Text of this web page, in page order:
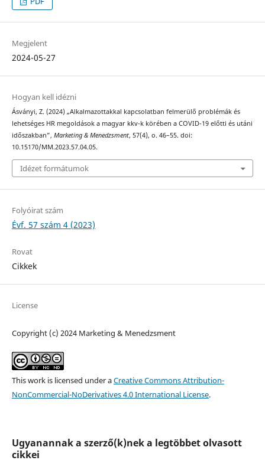
Megjelent
2024-05-27
Hogyan kell idézni
Ásványi, Z. (2024) „Alkalmazottakkal kapcsolatban felmerülő problémák és
lehetséges HR megoldások a magyar kkv-k körében a COVID-19 előtti és utáni
időszakban”, Marketing & Menedzsment, 57(4), o. 46–55. doi:
10.15170/MM.2023.57.04.05.
Idézet formátumok
Folyóirat szám
Évf. 57 szám 4 (2023)
Rovat
Cikkek
License
Copyright (c) 2024 Marketing & Menedzsment
This work is licensed under aCreative Commons Attribution-
NonCommercial-NoDerivatives 4.0 International License.
Ugyanannak a szerző(k)nek a legtöbbet olvasott
cikkei